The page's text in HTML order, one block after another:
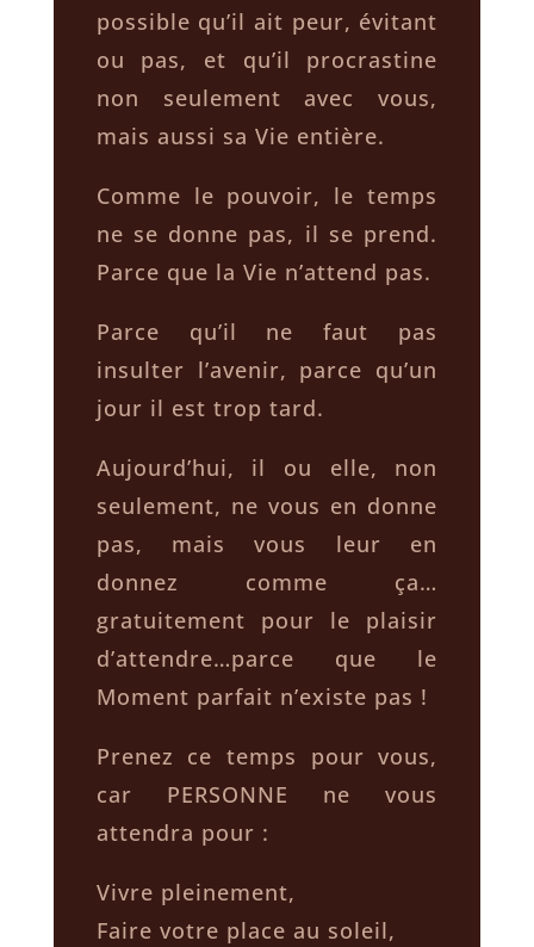
possible qu’il ait peur, évitant
ou pas, et qu’il procrastine
non seulement avec vous,
mais aussi sa Vie entière.
Comme le pouvoir, le temps
ne se donne pas, il se prend.
Parce que la Vie n’attend pas.
Parce qu’il ne faut pas
insulter l’avenir, parce qu’un
jour il est trop tard.
Aujourd’hui, il ou elle, non
seulement, ne vous en donne
pas, mais vous leur en
donnez comme ça…
gratuitement pour le plaisir
d’attendre…parce que le
Moment parfait n’existe pas !
Prenez ce temps pour vous,
car PERSONNE ne vous
attendra pour :
Vivre pleinement,
Faire votre place au soleil,